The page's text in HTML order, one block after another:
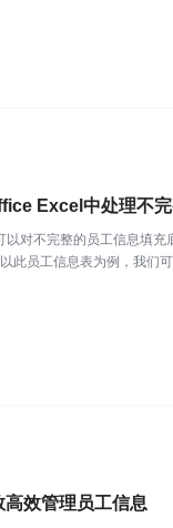
Excel中处理不
对不完整的员工信息填
此员工信息表为例，我们
高效管理员工信息